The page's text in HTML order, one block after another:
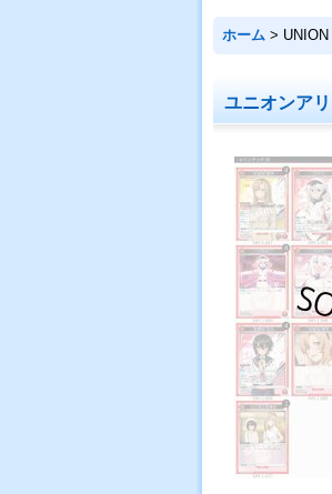
ホーム >
ユニオンア